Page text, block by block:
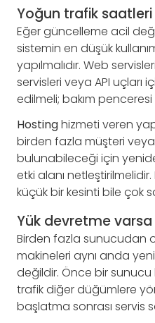
Yoğun trafik saatleri
Eğer güncelleme acil
sistemin en düşük
yapılmalıdır. Web
servisleri veya API uçları
edilmeli; bakım
Hostinghizmeti veren
birden fazla müşteri
bulunabileceği için
etki alanı netleştirilmelidir.
küçük bir kesinti bile çok
Yük devretme varsa
Birden fazla sunucudan
makineleri aynı anda
değildir. Önce bir sunucu
trafik diğer düğümlere
başlatma sonrası servis